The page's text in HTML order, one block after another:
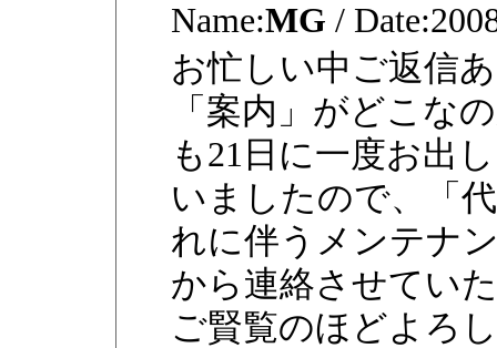
Name:MG / Date:
お忙しい中ご返信
「案内」がどこな
も21日に一度お出
いましたので、「
れに伴うメンテナ
から連絡させてい
ご賢覧のほどよろ